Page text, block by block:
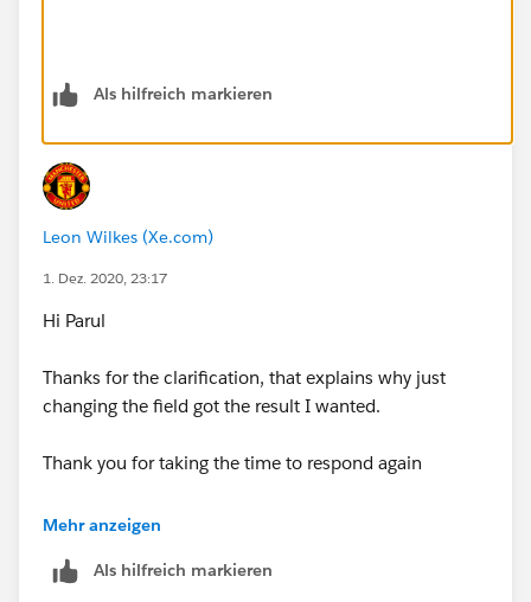
Als hilfreich markieren
Leon Wilkes (Xe.com)
1. Dez. 2020, 23:17
Hi Parul
Thanks for the clarification, that explains why just
changing the field got the result I wanted.
Thank you for taking the time to respond again
Have a good day
Leon
Mehr anzeigen
Als hilfreich markieren